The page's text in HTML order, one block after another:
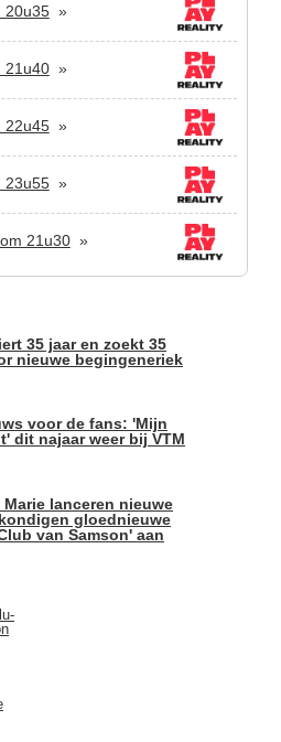
20u35»
21u40»
22u45»
23u55»
21u30»
35 jaar en zoekt 35
nieuwe begingeneriek
voor de fans: 'Mijn
dit najaar weer bij VTM
Marie lanceren nieuwe
gloednieuwe
van Samson' aan